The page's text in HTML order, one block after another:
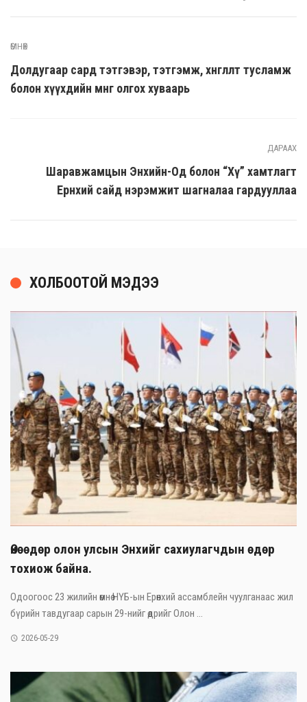
ӨМНӨХ
Долдугаар сард тэтгэвэр, тэтгэмж, хөнгөлөлт тусламж
болон хүүхдийн мөнгө олгох хуваарь
ДАРААХ
Шаравжамцын Энхийн-Од болон “Хү” хамтлагт
Ерөнхий сайд нэрэмжит шагналаа гардууллаа
ХОЛБООТОЙ МЭДЭЭ
Өнөөдөр олон улсын Энхийг сахиулагчдын өдөр
тохиож байна.
Одоогоос 23 жилийн өмнө НҮБ-ын Ерөнхий ассамблейн чуулганаас жил
бүрийн тавдугаар сарын 29-нийг өдрийг Олон ...
2026-05-29